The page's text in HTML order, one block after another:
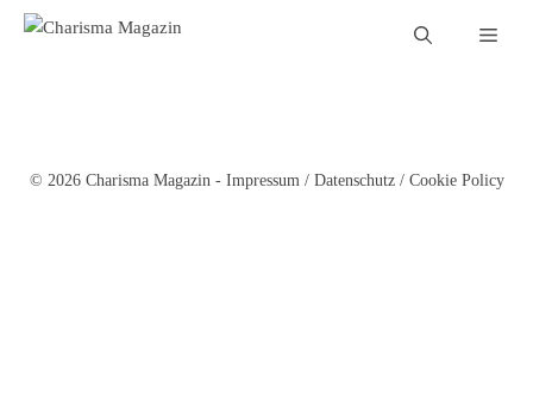
Zum
© 2026 Charisma Magazin - Impressum/ Datenschutz/ Cookie Policy